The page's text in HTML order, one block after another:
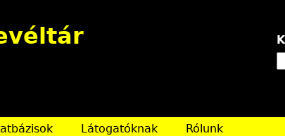
Látogatóknak Rólunk